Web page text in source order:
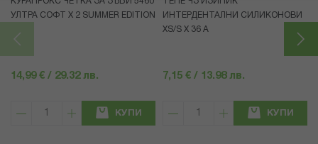
УЛТРА СОФТ Х 2 SUMMER EDITION
14,99 € / 29.32 лв.
КУПИ
ИНТЕРДЕНТАЛНИ СИЛИКОНОВИ
XS/S Х 36 А
7,15 € / 13.98 лв.
КУПИ